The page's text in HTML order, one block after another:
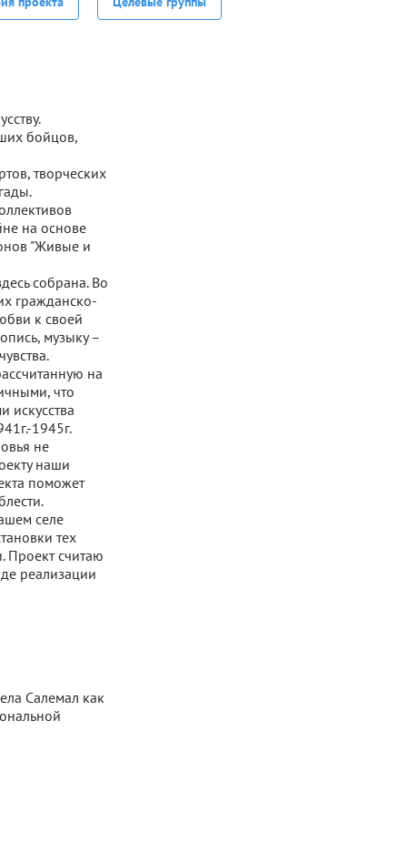
бойцов,
творческих
на основе
"Живые и
собрана. Во
гражданско-
к своей
музыку –
на
что
искусства
1945г.
не
наши
поможет
селе
тех
Проект считаю
реализации
Салемал как